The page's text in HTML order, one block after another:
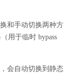
和‌手动切换‌两种方
用于临时 bypass
会‌自动‌切换到静态